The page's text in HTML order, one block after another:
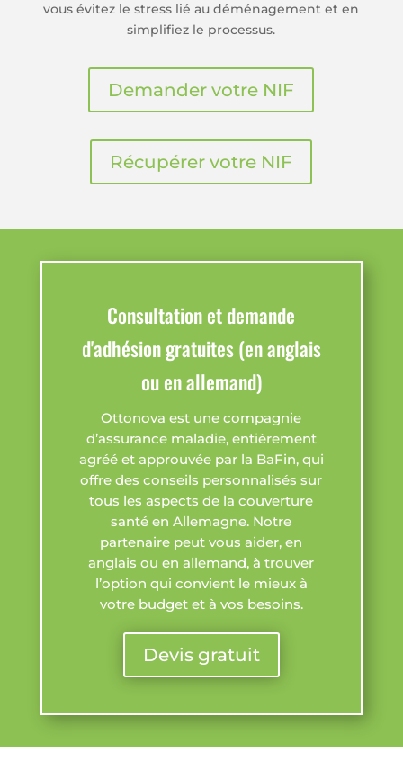
vous évitez le stress lié au déménagement et en
simplifiez le processus.
Demander votre NIF
Récupérer votre NIF
Consultation et demande
d'adhésion gratuites (en anglais
ou en allemand)
Ottonova est une compagnie
d’assurance maladie, entièrement
agréé et approuvée par la BaFin, qui
offre des conseils personnalisés sur
tous les aspects de la couverture
santé en Allemagne. Notre
partenaire peut vous aider, en
anglais ou en allemand, à trouver
l’option qui convient le mieux à
votre budget et à vos besoins.
Devis gratuit